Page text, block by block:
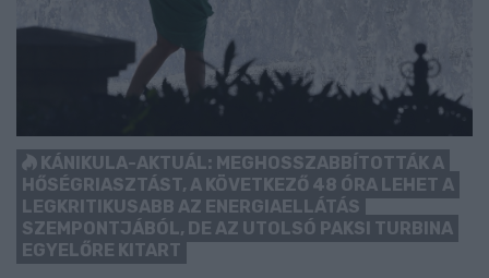
KÁNIKULA-AKTUÁL: MEGHOSSZABBÍTOTTÁK A
HŐSÉGRIASZTÁST, A KÖVETKEZŐ 48 ÓRA LEHET A
LEGKRITIKUSABB AZ ENERGIAELLÁTÁS
SZEMPONTJÁBÓL, DE AZ UTOLSÓ PAKSI TURBINA
EGYELŐRE KITART